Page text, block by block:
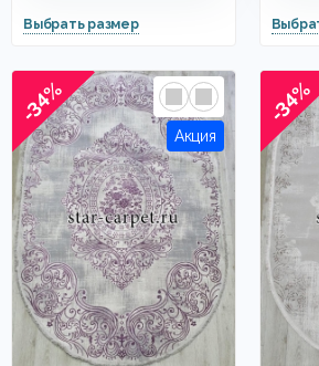
-34% -34%